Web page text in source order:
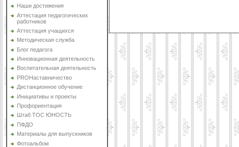
Наши достижения
Аттестация педагогических
работников
Аттестация учащихся
Методическая служба
Блог педагога
Инновационная деятельность
Воспитательная деятельность
PROНаставничество
Дистанционное обучение
Инициативы и проекты
Профориентация
Штаб ТОС ЮНОСТЬ
ПФДО
Материалы для выпускников
Фотоальбом